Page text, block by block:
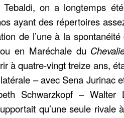
on a longtemps
ayant des répertoires
de l’une à la spontanéité
ou en Maréchale du
à quatre-vingt treize ans,
– avec Sena Jurinac
Schwarzkopf –
qu’une seule rivale